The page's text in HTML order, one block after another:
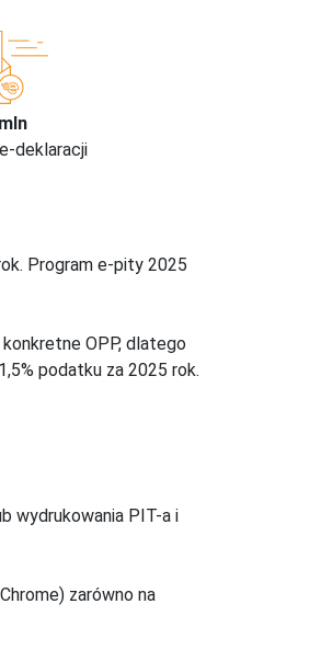
deklaracji
Program e-pity 2025
OPP, dlatego
podatku za 2025 rok.
wydrukowania PIT-a i
zarówno na